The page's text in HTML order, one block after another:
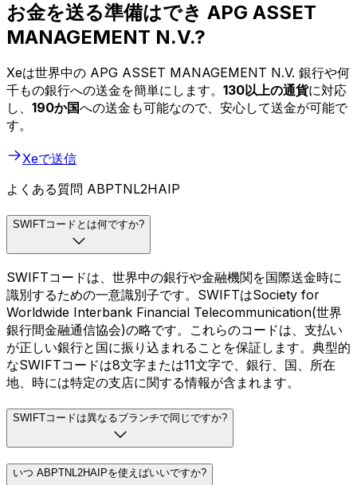
お金を送る準備はでき APG ASSET
MANAGEMENT N.V.?
Xeは世界中の APG ASSET MANAGEMENT N.V. 銀行や何
千もの銀行への送金を簡単にします。 130以上の通貨に対応
し、 190か国への送金も可能なので、安心して送金が可能で
す。
Xeで送信
よくある質問 ABPTNL2HAIP
SWIFTコードとは何ですか?
SWIFTコードは、世界中の銀行や金融機関を国際送金時に
識別するための一意識別子です。SWIFTはSociety for
Worldwide Interbank Financial Telecommunication(世界
銀行間金融通信協会)の略です。これらのコードは、支払い
が正しい銀行と国に振り込まれることを保証します。典型的
なSWIFTコードは8文字または11文字で、銀行、国、所在
地、時には特定の支店に関する情報が含まれます。
SWIFTコードは異なるブランチで同じですか?
いつ ABPTNL2HAIPを使えばいいですか?